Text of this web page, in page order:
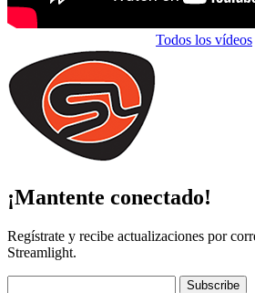
Todos los vídeos
¡Mantente conectado!
Regístrate y recibe actualizaciones por
Streamlight.
Subscribe